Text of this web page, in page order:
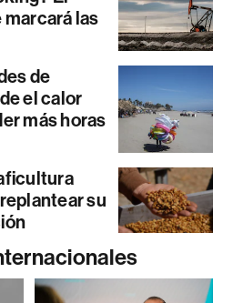
marcará las
de
el calor
más horas
su